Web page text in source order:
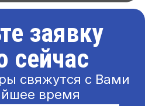
заявку
сейчас
свяжутся с Вами
время